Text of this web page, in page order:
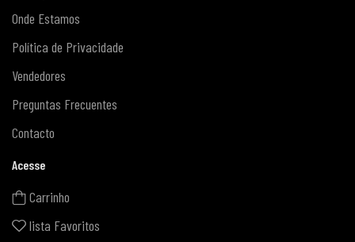
Onde Estamos
Política de Privacidade
Vendedores
Preguntas Frecuentes
Contacto
Acesse
Carrinho
lista Favoritos